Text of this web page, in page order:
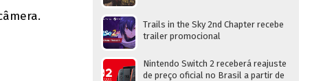
Trails in the Sky 2nd Chapter recebe
trailer promocional
Nintendo Switch 2 receberá reajuste
de preço oficial no Brasil a partir de